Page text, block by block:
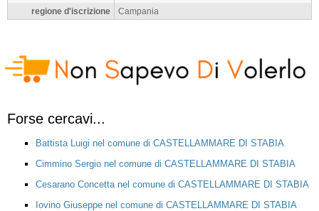
regione d'iscrizione
Campania
Forse cercavi...
Battista Luigi nel comune di CASTELLAMMARE DI STABIA
Cimmino Sergio nel comune di CASTELLAMMARE DI STABIA
Cesarano Concetta nel comune di CASTELLAMMARE DI STABIA
Iovino Giuseppe nel comune di CASTELLAMMARE DI STABIA